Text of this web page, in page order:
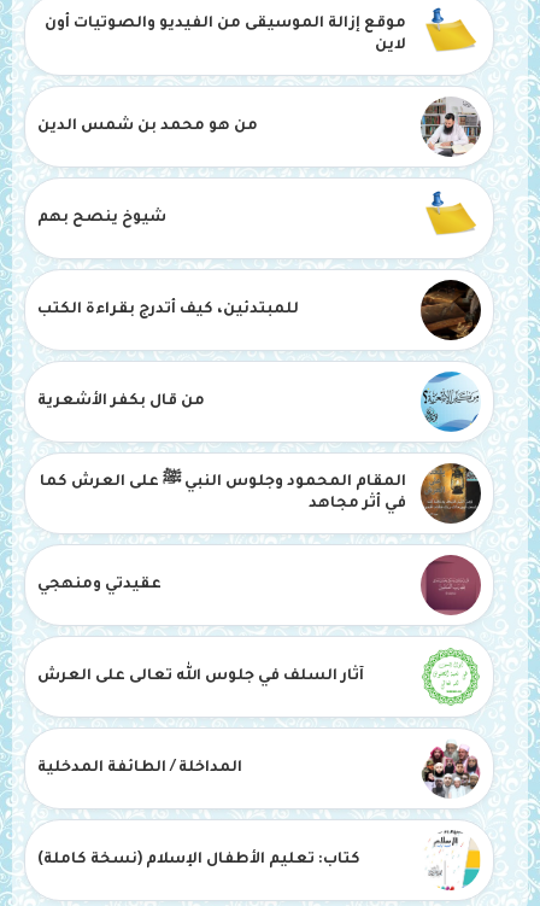
موقع إزالة الموسيقى من الفيديو والصوتيات أون
لاين
من هو محمد بن شمس الدين
شيوخ ينصح بهم
للمبتدئين، كيف أتدرج بقراءة الكتب
من قال بكفر الأشعرية
المقام المحمود وجلوس النبي ﷺ على العرش كما
في أثر مجاهد
عقيدتي ومنهجي
آثار السلف في جلوس الله تعالى على العرش
المداخلة / الطائفة المدخلية
كتاب: تعليم الأطفال الإسلام (نسخة كاملة)